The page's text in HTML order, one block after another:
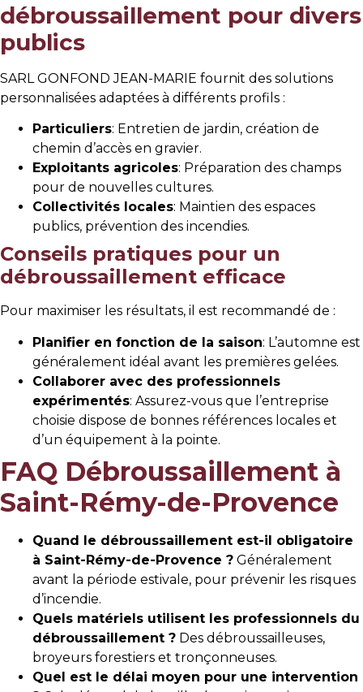
débroussaillement pour divers
publics
SARL GONFOND JEAN-MARIE fournit des solutions
personnalisées adaptées à différents profils :
Particuliers: Entretien de jardin, création de
chemin d’accès en gravier.
Exploitants agricoles: Préparation des champs
pour de nouvelles cultures.
Collectivités locales: Maintien des espaces
publics, prévention des incendies.
Conseils pratiques pour un
débroussaillement efficace
Pour maximiser les résultats, il est recommandé de :
Planifier en fonction de la saison: L’automne est
généralement idéal avant les premières gelées.
Collaborer avec des professionnels
expérimentés: Assurez-vous que l’entreprise
choisie dispose de bonnes références locales et
d’un équipement à la pointe.
FAQ Débroussaillement à
Saint-Rémy-de-Provence
Quand le débroussaillement est-il obligatoire
à Saint-Rémy-de-Provence ? Généralement
avant la période estivale, pour prévenir les risques
d’incendie.
Quels matériels utilisent les professionnels du
débroussaillement ? Des débroussailleuses,
broyeurs forestiers et tronçonneuses.
Quel est le délai moyen pour une intervention